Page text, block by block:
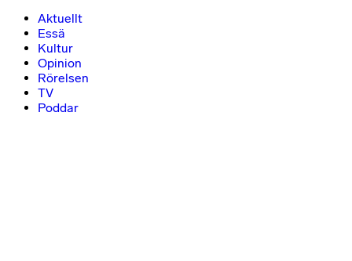
Aktuellt
Essä
Kultur
Opinion
Rörelsen
TV
Poddar